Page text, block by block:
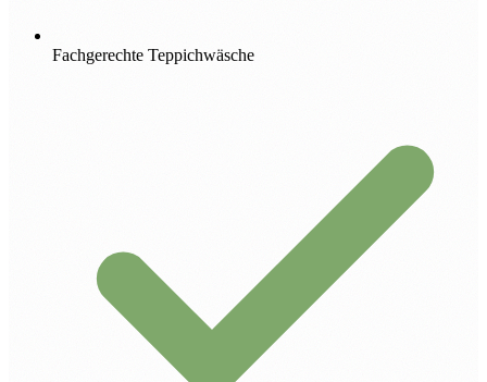
Fachgerechte Teppichwäsche